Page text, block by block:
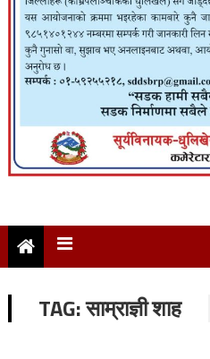
TAG:साम्राज्ञी शाह